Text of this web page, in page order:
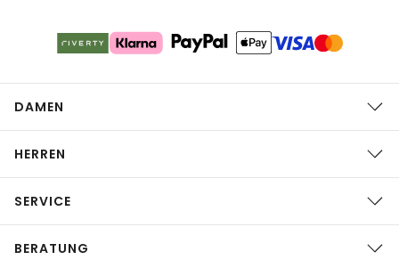
DAMEN
HERREN
SERVICE
BERATUNG